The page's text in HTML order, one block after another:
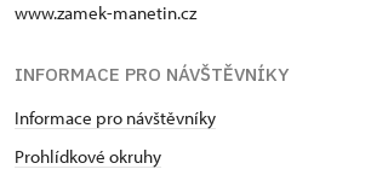
www.zamek-manetin.cz
INFORMACE PRO NÁVŠTĚVNÍKY
Informace pro návštěvníky
Prohlídkové okruhy